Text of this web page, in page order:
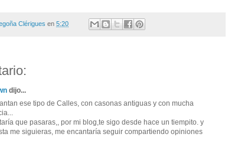
Clérigues en 5:20
dijo...
ese tipo de Calles, con casonas antiguas y con mucha
que pasaras,, por mi blog,te sigo desde hace un tiempito. y
me siguieras, me encantaría seguir compartiendo opiniones